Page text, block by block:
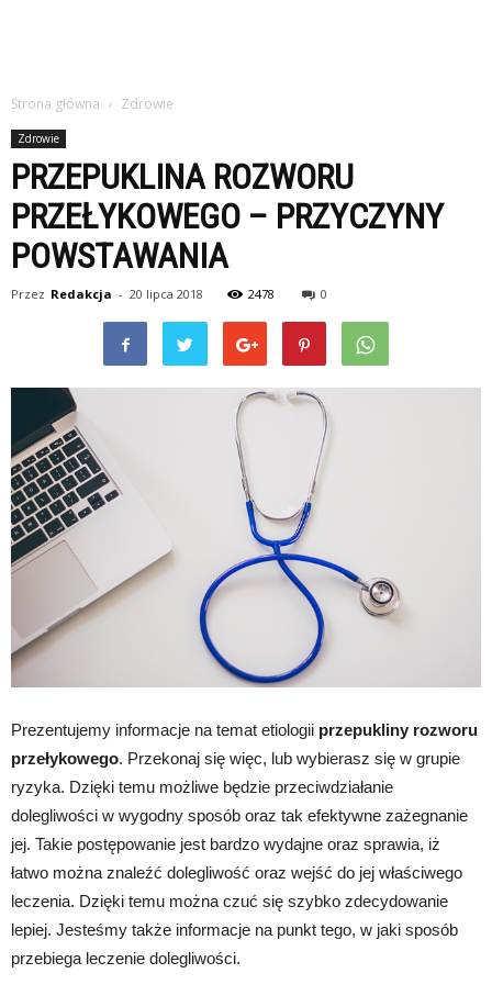
Strona główna Zdrowie
Zdrowie
PRZEPUKLINA ROZWORU
PRZEŁYKOWEGO – PRZYCZYNY
POWSTAWANIA
Przez Redakcja - 20 lipca 2018 2478 0
Prezentujemy informacje na temat etiologii przepukliny rozworu
przełykowego. Przekonaj się więc, lub wybierasz się w grupie
ryzyka. Dzięki temu możliwe będzie przeciwdziałanie
dolegliwości w wygodny sposób oraz tak efektywne zażegnanie
jej. Takie postępowanie jest bardzo wydajne oraz sprawia, iż
łatwo można znaleźć dolegliwość oraz wejść do jej właściwego
leczenia. Dzięki temu można czuć się szybko zdecydowanie
lepiej. Jesteśmy także informacje na punkt tego, w jaki sposób
przebiega leczenie dolegliwości.